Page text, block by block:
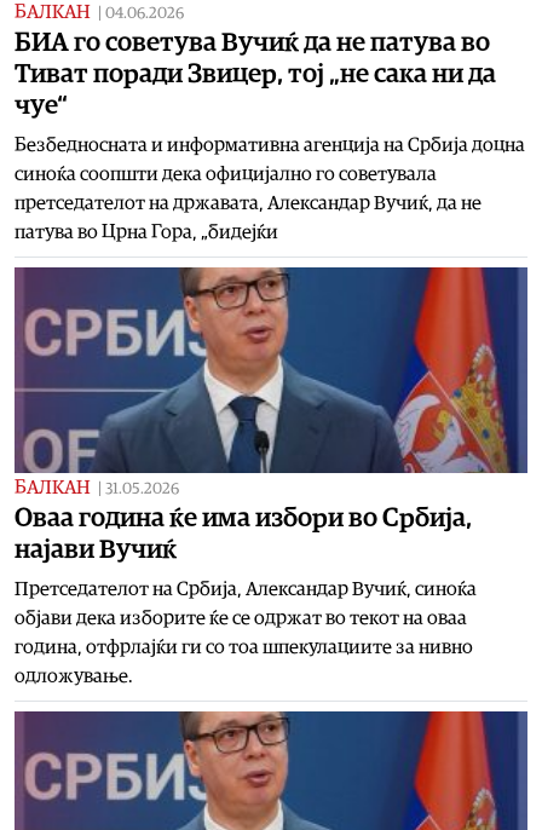
БАЛКАН 04.06.2026
БИА го советува Вучиќ да не патува во
Тиват поради Звицер, тој „не сака ни да
чуе“
Безбедносната и информативна агенција на Србија доцна
синоќа соопшти дека официјално го советувала
претседателот на државата, Александар Вучиќ, да не
патува во Црна Гора, „бидејќи
БАЛКАН 31.05.2026
Оваа година ќе има избори во Србија,
најави Вучиќ
Претседателот на Србија, Александар Вучиќ, синоќа
објави дека изборите ќе се одржат во текот на оваа
година, отфрлајќи ги со тоа шпекулациите за нивно
одложување.